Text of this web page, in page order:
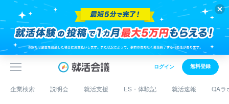
ログイン 無料登録
企業検索 説明会 就活支援 ES・体験記 就活速報 QAラ